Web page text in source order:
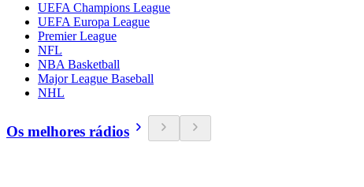
UEFA Champions League
UEFA Europa League
Premier League
NFL
NBA Basketball
Major League Baseball
NHL
Os melhores rádios